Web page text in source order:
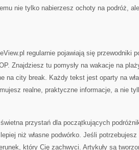
nie tylko nabierzesz ochoty na podróż,
regularnie pojawiają się przewodniki
Znajdziesz tu pomysły na wakacje na
na city break. Każdy tekst jest oparty na
realne, praktyczne informacje, a nie
przystań dla początkujących
niż własne podwórko. Jeśli potrzebujesz
który Cię zachwyci. Artykuły są